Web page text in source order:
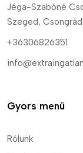
Jéga-Szabóné
Szeged,
+36306826351
Gyors menü
Rólunk